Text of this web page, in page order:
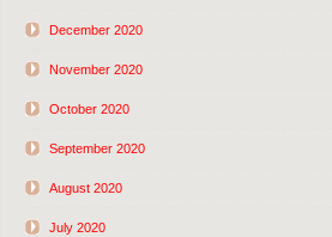
December 2020
November 2020
October 2020
September 2020
August 2020
July 2020